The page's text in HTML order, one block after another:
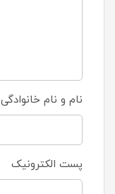
نام و نام خانوادگی
پست الکترونیک